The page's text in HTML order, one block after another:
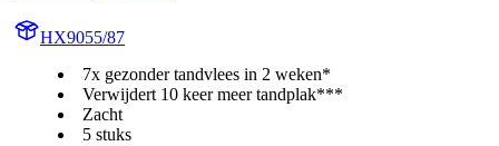
HX9055/87
7x gezonder tandvlees in 2 weken*
Verwijdert 10 keer meer tandplak***
Zacht
5 stuks